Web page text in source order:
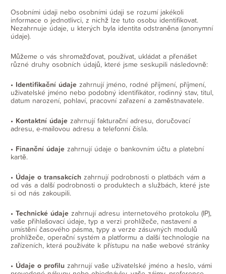
Osobními údaji nebo osobními údaji se rozumí jakékoli
informace o jednotlivci, z nichž lze tuto osobu identifikovat.
Nezahrnuje údaje, u kterých byla identita odstraněna (anonymní
údaje).
Můžeme o vás shromažďovat, používat, ukládat a přenášet
různé druhy osobních údajů, které jsme seskupili následovně:
• Identifikační údaje zahrnují jméno, rodné příjmení, příjmení,
uživatelské jméno nebo podobný identifikátor, rodinný stav, titul,
datum narození, pohlaví, pracovní zařazení a zaměstnavatele.
• Kontaktní údaje zahrnují fakturační adresu, doručovací
adresu, e-mailovou adresu a telefonní čísla.
• Finanční údaje zahrnují údaje o bankovním účtu a platební
kartě.
• Údaje o transakcích zahrnují podrobnosti o platbách vám a
od vás a další podrobnosti o produktech a službách, které jste
si od nás zakoupili.
• Technické údaje zahrnují adresu internetového protokolu (IP),
vaše přihlašovací údaje, typ a verzi prohlížeče, nastavení a
umístění časového pásma, typy a verze zásuvných modulů
prohlížeče, operační systém a platformu a další technologie na
zařízeních, která používáte k přístupu na naše webové stránky
• Údaje o profilu zahrnují vaše uživatelské jméno a heslo, vámi